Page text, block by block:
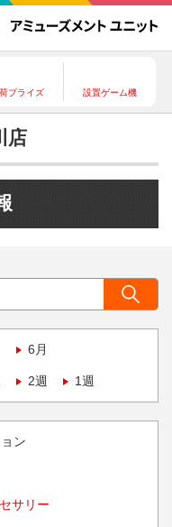
プライズ 設置ゲーム機
店
6月
2週 1週
ン
サリー